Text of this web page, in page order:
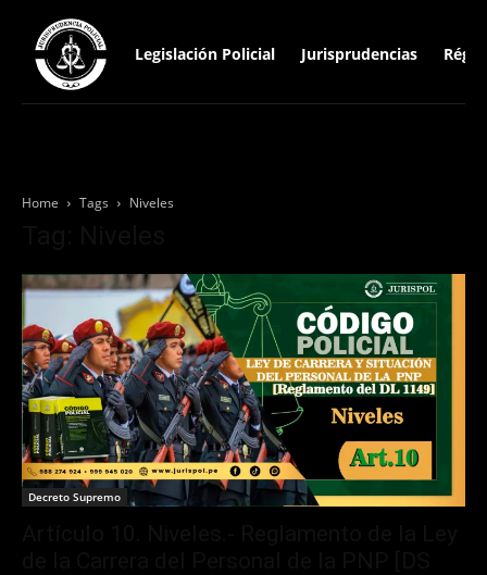
Legislación Policial Jurisprudencias
Home Tags Niveles
Decreto Supremo